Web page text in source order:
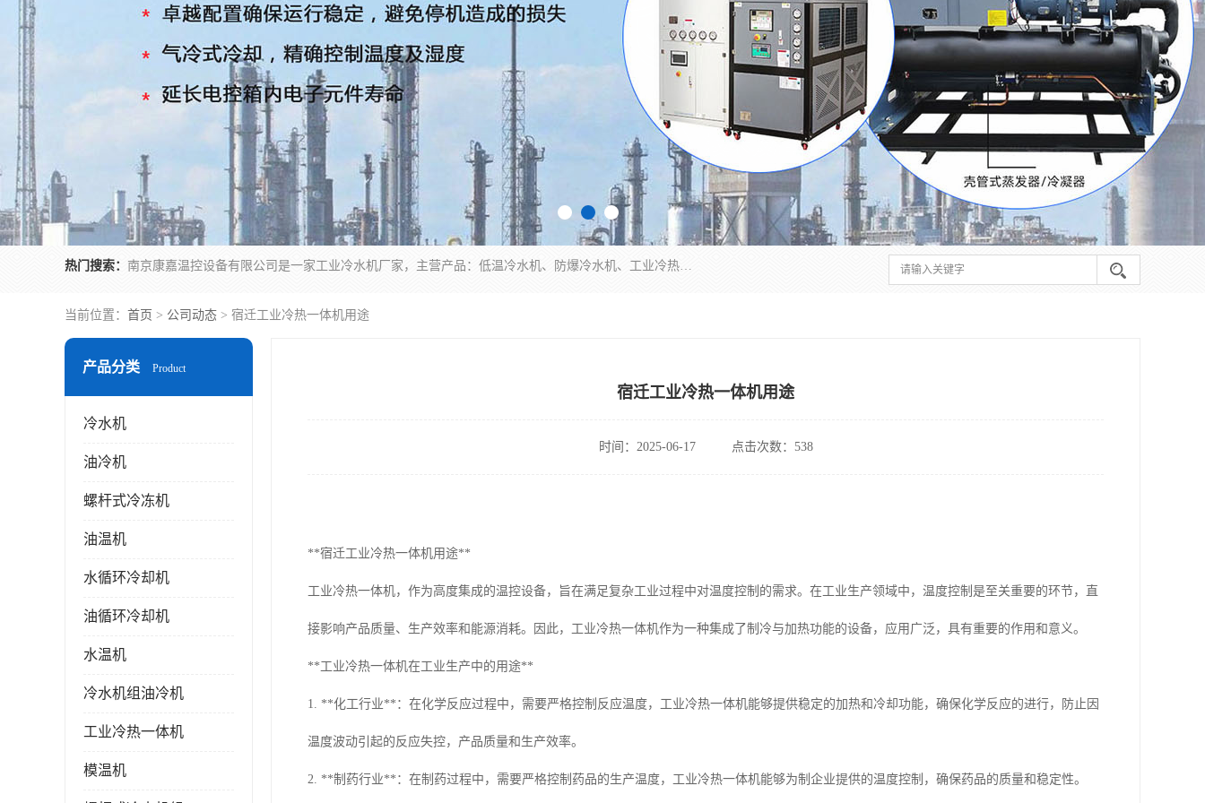
热门搜索： 南京康嘉温控设备有限公司是一家工业冷水机厂家，主营产品：低温冷水机、防爆冷水机、工业冷热一体机、工业冷水机等冷水机，公司依托南京工业大学的技术，汇集众多业内技术，不断管理模式，使得我们的产品始终处于国内成员之一水平，在业界享有很高赞誉，是欧洲、北美、中东、东南亚等多个国家和地区。
当前位置： 首页 > 公司动态 > 宿迁工业冷热一体机用途
产品分类 Product
冷水机
油冷机
螺杆式冷冻机
油温机
水循环冷却机
油循环冷却机
水温机
冷水机组油冷机
工业冷热一体机
模温机
宿迁工业冷热一体机用途
时间：2025-06-17 点击次数：538
**宿迁工业冷热一体机用途**
工业冷热一体机，作为高度集成的温控设备，旨在满足复杂工业过程中对温度控制的需求。在工业生产领域中，温度控制是至关重要的环节，直
接影响产品质量、生产效率和能源消耗。因此，工业冷热一体机作为一种集成了制冷与加热功能的设备，应用广泛，具有重要的作用和意义。
**工业冷热一体机在工业生产中的用途**
1. **化工行业**：在化学反应过程中，需要严格控制反应温度，工业冷热一体机能够提供稳定的加热和冷却功能，确保化学反应的进行，防止因
温度波动引起的反应失控，产品质量和生产效率。
2. **制药行业**：在制药过程中，需要严格控制药品的生产温度，工业冷热一体机能够为制企业提供的温度控制，确保药品的质量和稳定性。